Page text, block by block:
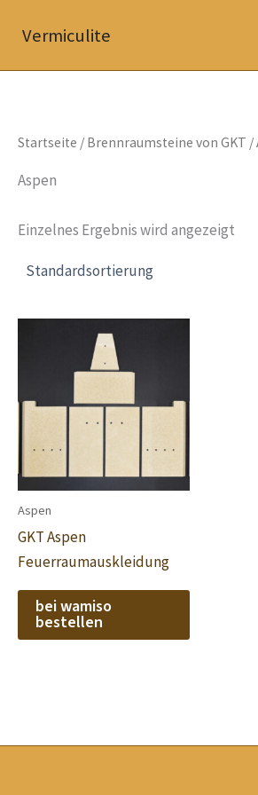
InhaltVermiculite
Startseite / Brennraumsteine von GKT /
Aspen
Einzelnes Ergebnis wird angezeigt
Aspen
GKT Aspen
Feuerraumauskleidung
bei wamiso
bestellen